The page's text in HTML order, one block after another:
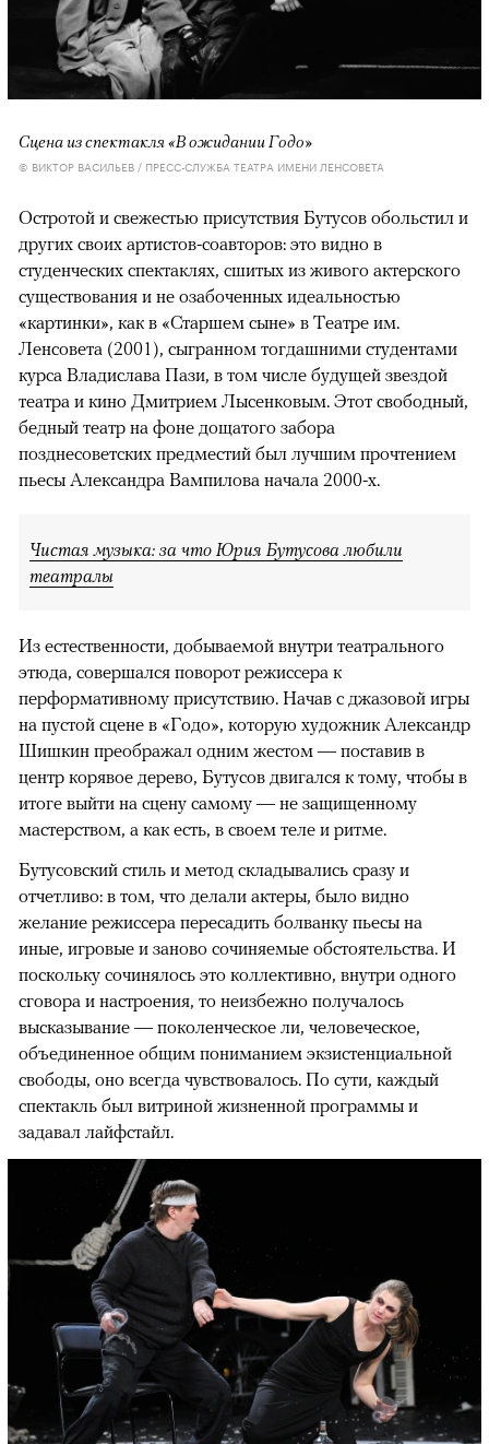
Сцена из спектакля «В ожидании Годо»
© ВИКТОР ВАСИЛЬЕВ / ПРЕСС-СЛУЖБА ТЕАТРА ИМЕНИ ЛЕНСОВЕТА
Остротой и свежестью присутствия Бутусов обольстил и
других своих артистов-соавторов: это видно в
студенческих спектаклях, сшитых из живого актерского
существования и не озабоченных идеальностью
«картинки», как в «Старшем сыне» в Театре им.
Ленсовета (2001), сыгранном тогдашними студентами
курса Владислава Пази, в том числе будущей звездой
театра и кино Дмитрием Лысенковым. Этот свободный,
бедный театр на фоне дощатого забора
позднесоветских предместий был лучшим прочтением
пьесы Александра Вампилова начала 2000-х.
Чистая музыка: за что Юрия Бутусова любили
театралы
Из естественности, добываемой внутри театрального
этюда, совершался поворот режиссера к
перформативному присутствию. Начав с джазовой игры
на пустой сцене в «Годо», которую художник Александр
Шишкин преображал одним жестом — поставив в
центр корявое дерево, Бутусов двигался к тому, чтобы в
итоге выйти на сцену самому — не защищенному
мастерством, а как есть, в своем теле и ритме.
Бутусовский стиль и метод складывались сразу и
отчетливо: в том, что делали актеры, было видно
желание режиссера пересадить болванку пьесы на
иные, игровые и заново сочиняемые обстоятельства. И
поскольку сочинялось это коллективно, внутри одного
сговора и настроения, то неизбежно получалось
высказывание — поколенческое ли, человеческое,
объединенное общим пониманием экзистенциальной
свободы, оно всегда чувствовалось. По сути, каждый
спектакль был витриной жизненной программы и
задавал лайфстайл.